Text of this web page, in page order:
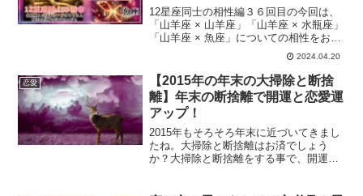
12星座同士の相性編３６回目の今回は、
「山羊座 × 山羊座」「山羊座 × 水瓶座」
「山羊座 × 魚座」についての相性をお伝
2024.04.20
恋愛
【2015年の年末の大掃除と断捨
離】年末の断捨離で開運と恋愛運
アップ！
2015年もそろそろ年末に近づいてきまし
たね。大掃除と断捨離はお済でしょう
か？大掃除と断捨離をする事で、開運し